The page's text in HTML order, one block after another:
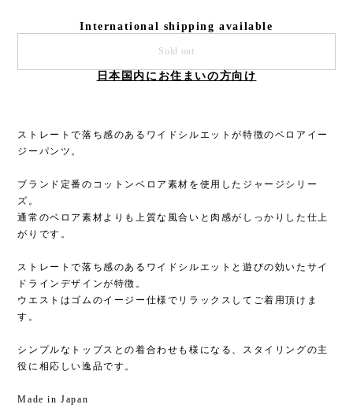
International shipping available
Sold out
日本国内にお住まいの方向け
ストレートで落ち感のあるワイドシルエットが特徴のベロアイー
ジーパンツ。
ブランド定番のコットンベロア素材を使用したジャージシリー
ズ。
通常のベロア素材よりも上質な風合いと肉感がしっかりした仕上
がりです。
ストレートで落ち感のあるワイドシルエットと遊びの効いたサイ
ドラインデザインが特徴。
ウエストはゴムのイージー仕様でリラックスしてご着用頂けま
す。
シンプルなトップスとの着合わせも様になる、スタイリングの主
役に相応しい逸品です。
Made in Japan